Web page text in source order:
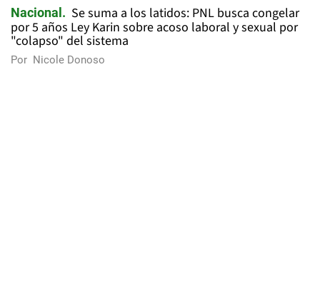
Nacional
Se suma a los latidos: PNL busca congelar
por 5 años Ley Karin sobre acoso laboral y sexual por
"colapso" del sistema
Por Nicole Donoso